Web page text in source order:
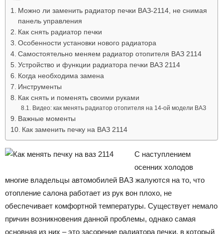
Можно ли заменить радиатор печки ВАЗ-2114, не снимая
панель управления
Как снять радиатор печки
Особенности установки нового радиатора
Самостоятельно меняем радиатор отопителя ВАЗ 2114
Устройство и функции радиатора печки ВАЗ 2114
Когда необходима замена
Инструменты
Как снять и поменять своими руками
Видео: как менять радиатор отопителя на 14-ой модели ВАЗ
Важные моменты
Как заменить печку на ВАЗ 2114
С наступлением
осенних холодов
многие владельцы автомобилей ВАЗ жалуются на то, что
отопление салона работает из рук вон плохо, не
обеспечивает комфортной температуры. Существует немало
причин возникновения данной проблемы, однако самая
основная из них – это засорение радиатора печки, в который